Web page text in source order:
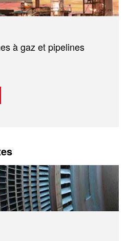
à gaz et pipelines